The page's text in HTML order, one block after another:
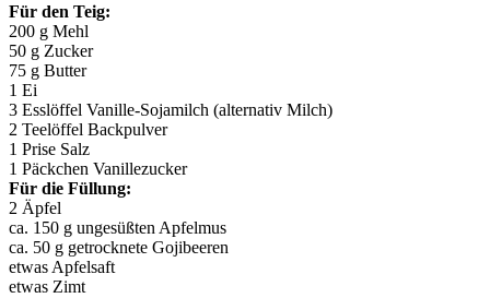
Für den Teig:
200 g Mehl
50 g Zucker
75 g Butter
1 Ei
3 Esslöffel Vanille-Sojamilch (alternativ Milch)
2 Teelöffel Backpulver
1 Prise Salz
1 Päckchen Vanillezucker
Für die Füllung:
2 Äpfel
ca. 150 g ungesüßten Apfelmus
ca. 50 g getrocknete Gojibeeren
etwas Apfelsaft
etwas Zimt